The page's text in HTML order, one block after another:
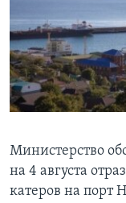
Learning English
СОЦИАЛЬНЫЕ СЕТИ
Языки
Министерство
на 4 августа
катеров на порт